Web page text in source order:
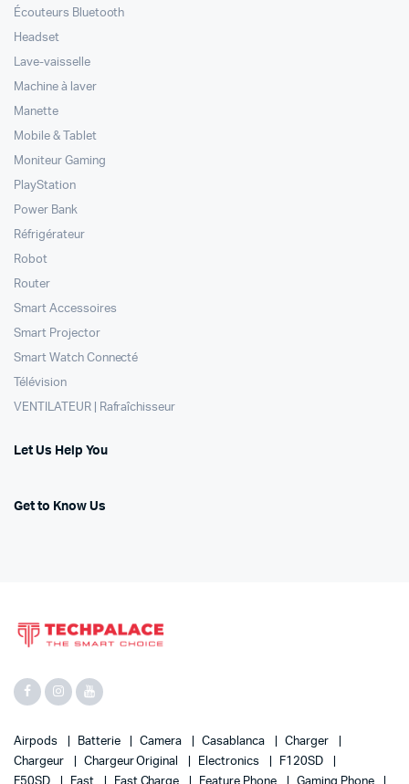
Écouteurs Bluetooth
Headset
Lave-vaisselle
Machine à laver
Manette
Mobile & Tablet
Moniteur Gaming
PlayStation
Power Bank
Réfrigérateur
Robot
Router
Smart Accessoires
Smart Projector
Smart Watch Connecté
Télévision
VENTILATEUR | Rafraîchisseur
Let Us Help You
Get to Know Us
Airpods Batterie Camera Casablanca
Charger
Chargeur
Chargeur Original Electronics
F120SD
F50SD
Fast Fast Charge Feature Phone Gaming Phone